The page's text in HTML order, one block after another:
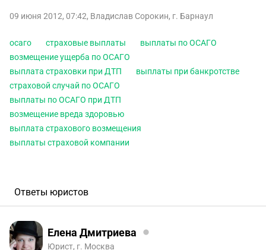
09 июня 2012, 07:42, Владислав Сорокин, г. Барнаул
осаго страховые выплаты
выплаты по ОСАГО
возмещение ущерба по ОСАГО
выплата страховки при ДТП
выплаты при банкротстве
страховой случай по ОСАГО
выплаты по ОСАГО при ДТП
возмещение вреда здоровью
выплата страхового возмещения
выплаты страховой компании
Ответы юристов
Елена Дмитриева
Юрист, г. Москва